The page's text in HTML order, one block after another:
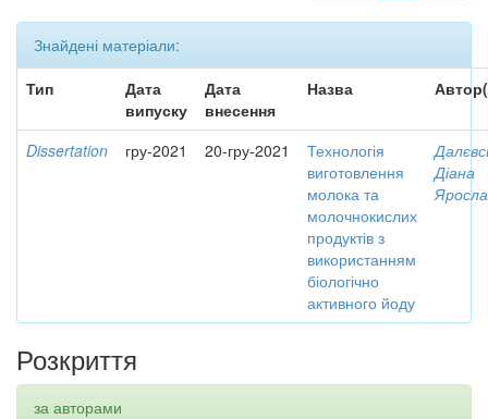
Знайдені матеріали:
Тип
Дата
випуску
Дата
внесення
Назва
Dissertation гру-2021 20-гру-2021
Технологія
виготовлення
молока та
молочнокислих
продуктів з
використанням
біологічно
активного йоду
Діана
Розкриття
за авторами